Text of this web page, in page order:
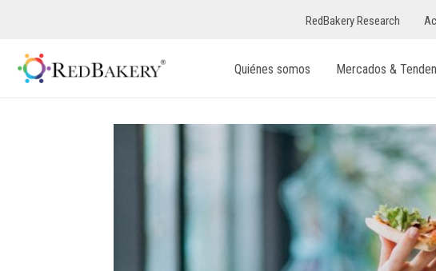
RedBakery Research
Quiénes somos Mercados &